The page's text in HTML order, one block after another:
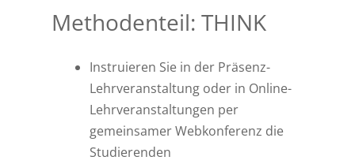
Methodenteil: THINK
Instruieren Sie in der Präsenz-
Lehrveranstaltung oder in Online-
Lehrveranstaltungen per
gemeinsamer Webkonferenz die
Studierenden